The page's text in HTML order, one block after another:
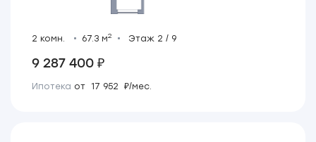
2 комн. 67.3 м2 Этаж 2 / 9
9 287 400 ₽
Ипотека от 17 952 ₽/мес.